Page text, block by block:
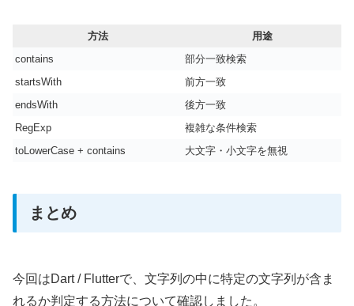
方法
用途
contains
部分一致検索
startsWith
前方一致
endsWith
後方一致
RegExp
複雑な条件検索
toLowerCase + contains
大文字・小文字を無視
まとめ
今回はDart / Flutterで、文字列の中に特定の文字列が含ま
れるか判定する方法について確認しました。